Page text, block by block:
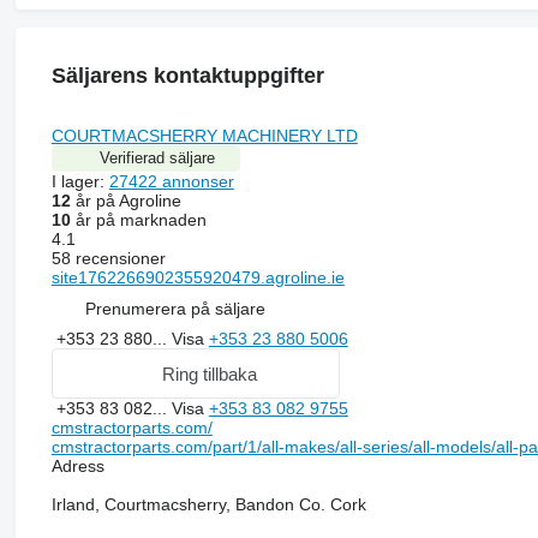
Säljarens kontaktuppgifter
COURTMACSHERRY MACHINERY LTD
Verifierad säljare
I lager: 27422 annonser
12år på Agroline
10år på marknaden
4.1
58 recensioner
site1762266902355920479.agroline.ie
Prenumerera på säljare
+353 23 880... Visa +353 23 880 5006
Ring tillbaka
+353 83 082... Visa +353 83 082 9755
cmstractorparts.com/
cmstractorparts.com/part/1/all-makes/all-series/all-models/all-
Adress
Irland, Courtmacsherry, Bandon Co. Cork